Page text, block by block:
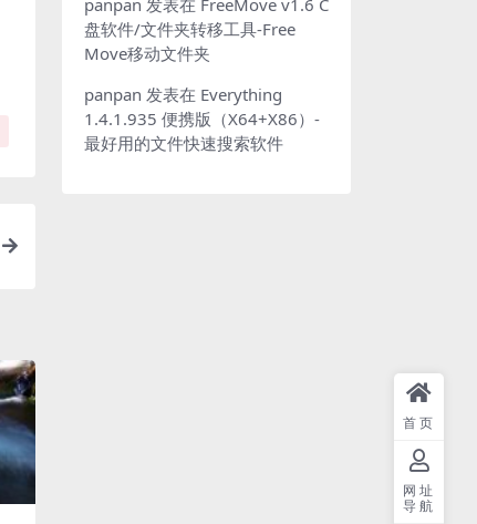
panpan 发表在 FreeMove v1.6 C
盘软件/文件夹转移工具-Free
Move移动文件夹
panpan 发表在 Everything
1.4.1.935 便携版（X64+X86）-
最好用的文件快速搜索软件
首页
网址
导航